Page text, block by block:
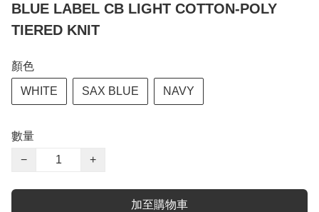
BLUE LABEL CB LIGHT COTTON-POLY
TIERED KNIT
顏色
WHITE SAX BLUE NAVY
數量
−
+
加至購物車